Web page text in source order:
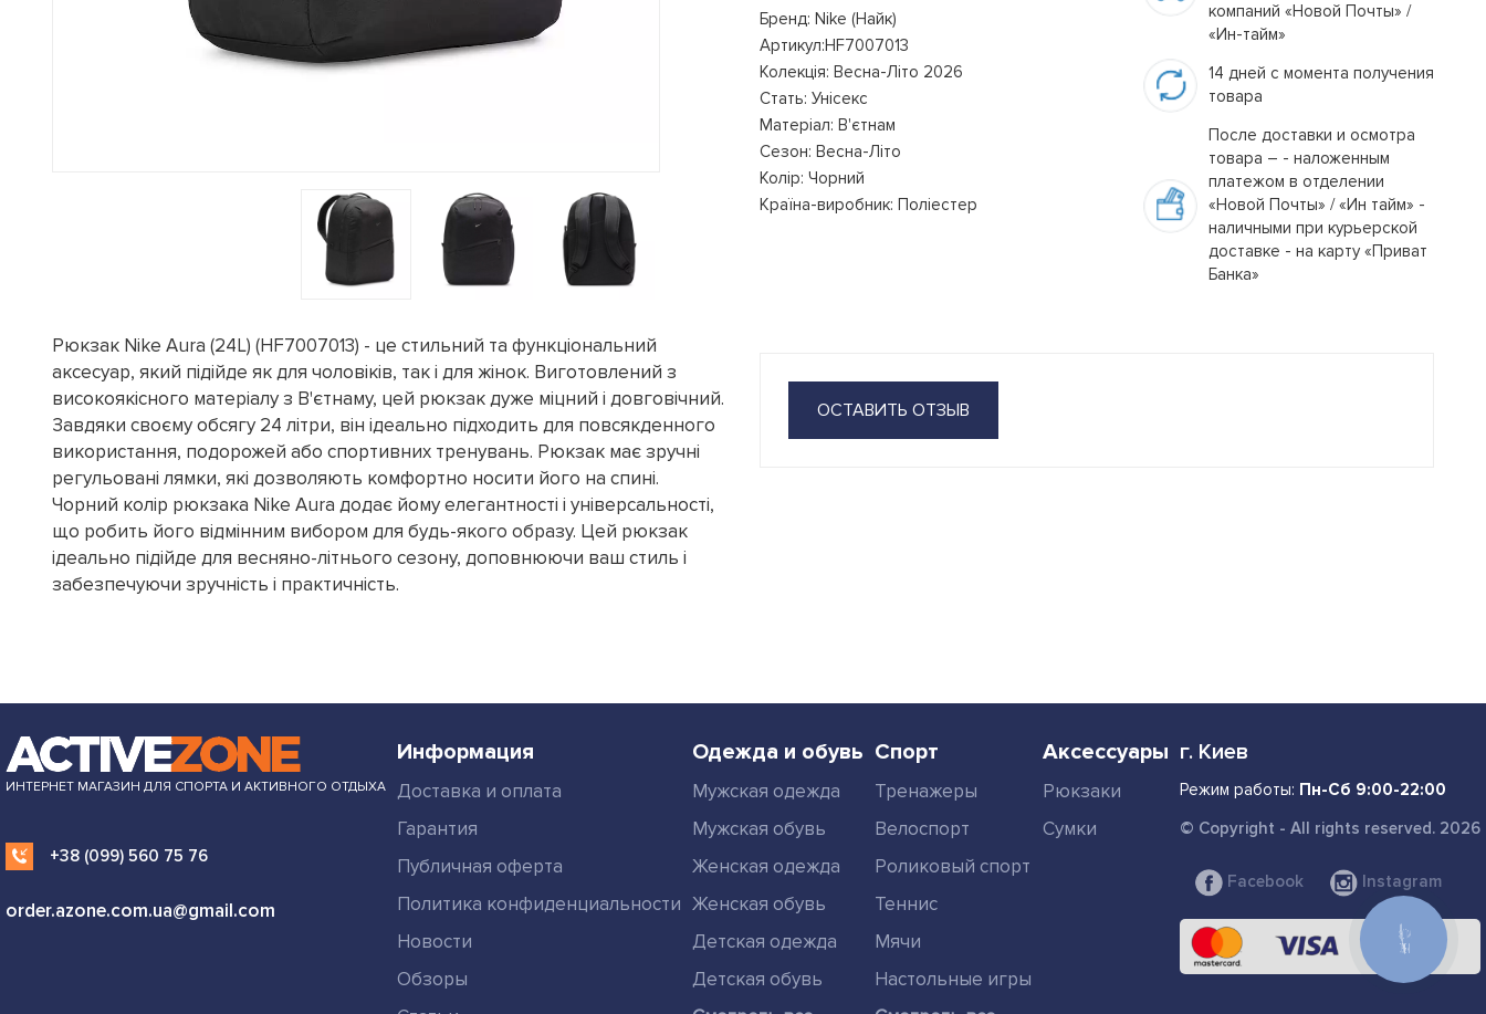
Рюкзак Nike Aura (24L) (HF7007013) - це стильний та функціональний
аксесуар, який підійде як для чоловіків, так і для жінок. Виготовлений з
високоякісного матеріалу з В'єтнаму, цей рюкзак дуже міцний і довговічний.
Завдяки своєму обсягу 24 літри, він ідеально підходить для повсякденного
використання, подорожей або спортивних тренувань. Рюкзак має зручні
регульовані лямки, які дозволяють комфортно носити його на спині.
Чорний колір рюкзака Nike Aura додає йому елегантності і універсальності,
що робить його відмінним вибором для будь-якого образу. Цей рюкзак
ідеально підійде для весняно-літнього сезону, доповнюючи ваш стиль і
забезпечуючи зручність і практичність.
Бренд: Nike (Найк)
Артикул:HF7007013
Колекція: Весна-Літо 2026
Стать: Унісекс
Матеріал: В'єтнам
Сезон: Весна-Літо
Колір: Чорний
Країна-виробник: Поліестер
компаний «Новой Почты» /
«Ин-тайм»
14 дней с момента получения
товара
После доставки и осмотра
товара – - наложенным
платежом в отделении
«Новой Почты» / «Ин тайм» -
наличными при курьерской
доставке - на карту «Приват
Банка»
ОСТАВИТЬ ОТЗЫВ
ИНТЕРНЕТ МАГАЗИН ДЛЯ СПОРТА И АКТИВНОГО ОТДЫХА
+38 (099) 560 75 76
order.azone.com.ua@gmail.com
Информация
Доставка и оплата
Гарантия
Публичная оферта
Политика конфиденциальности
Новости
Обзоры
Одежда и обувь
Мужская одежда
Мужская обувь
Женская одежда
Женская обувь
Детская одежда
Детская обувь
Спорт
Тренажеры
Велоспорт
Роликовый спорт
Теннис
Мячи
Настольные игры
Аксессуары
Рюкзаки
Сумки
г. Киев
Режим работы: Пн-Сб 9:00-22:00
© Copyright - All rights reserved. 2026
Facebook Instagram
КНОПКА
СВЯЗИ